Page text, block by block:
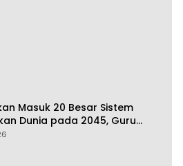
Masuk 20 Besar Sistem
Dunia pada 2045, Guru
hingga 100 Persen